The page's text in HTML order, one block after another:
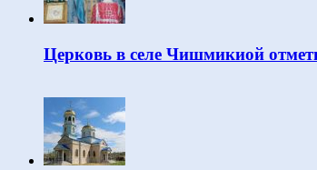
Церковь в селе Чишмикиой